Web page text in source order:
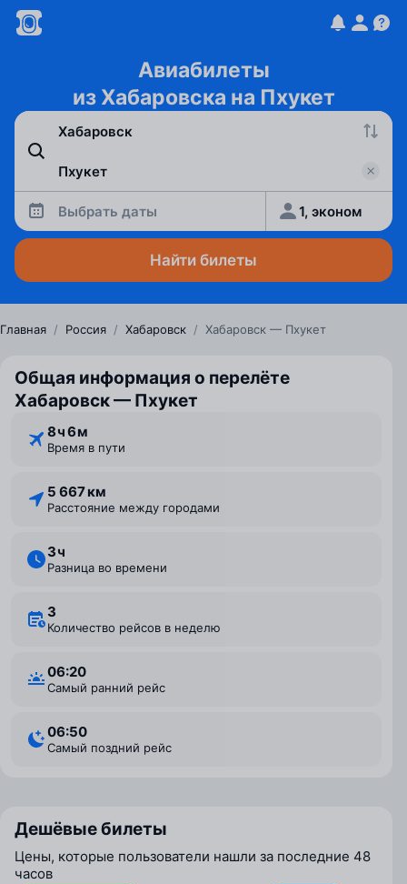
Авиабилеты
из Хабаровска на Пхукет
Выбрать даты 1, эконом
Найти билеты
Главная / Россия / Хабаровск / Хабаровск — Пхукет
Общая информация о перелёте
Хабаровск — Пхукет
8 ⁠ч 6 ⁠м
Время в пути
5 667 км
Расстояние между городами
3 ⁠ч
Разница во времени
3
Количество рейсов в неделю
06:20
Самый ранний рейс
06:50
Самый поздний рейс
Дешёвые билеты
Цены, которые пользователи нашли за последние 48
часов